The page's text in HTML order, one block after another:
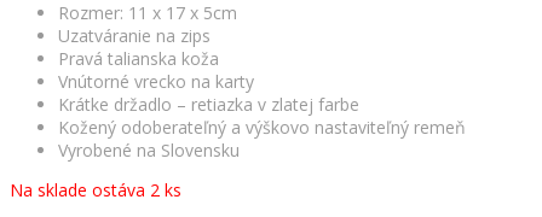
Rozmer: 11 x 17 x 5cm
Uzatváranie na zips
Pravá talianska koža
Vnútorné vrecko na karty
Krátke držadlo – retiazka v zlatej farbe
Kožený odoberateľný a výškovo nastaviteľný remeň
Vyrobené na Slovensku
Na sklade ostáva 2 ks